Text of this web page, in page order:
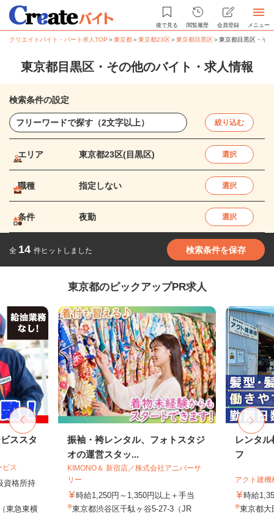
後で見る 閲覧履歴 会員登録 メニュー
クリエイトバイト・パート求人TOP ＞東京都＞東京都23区＞東京都目黒区＞東京都目黒区・そ
東京都目黒区・その他のバイト・求人情報
検索条件の設定
絞り込む
エリア 東京都23区(目黒区) 選択
職種 指定しない 選択
条件 夜勤 選択
全 14 件ヒットしました 検索条件を保存
東京都のピックアップPR求人
ススタ
ス
格所持
東急東横
振袖・袴レンタル、フォトスタジ
オの運営スタッ...
KIMONO＆ 新宿店／株式会社アニバーサ
リー
時給1,250円～1,350円以上＋手当
東京都渋谷区千駄ヶ谷5-27-3（JR
レンタ
フ
アクト建機
時給
東京都大